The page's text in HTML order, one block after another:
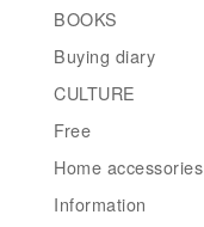
BOOKS
Buying diary
CULTURE
Free
Home accessories
Information